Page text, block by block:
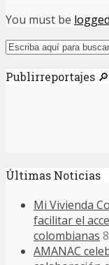
You must be
Publirreportajes
Últimas Noticias
Mi Vivienda
facilitar el
colombianas
AMANAC